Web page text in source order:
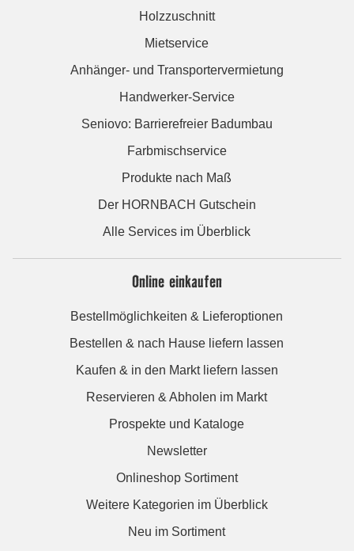
Holzzuschnitt
Mietservice
Anhänger- und Transportervermietung
Handwerker-Service
Seniovo: Barrierefreier Badumbau
Farbmischservice
Produkte nach Maß
Der HORNBACH Gutschein
Alle Services im Überblick
Online einkaufen
Bestellmöglichkeiten & Lieferoptionen
Bestellen & nach Hause liefern lassen
Kaufen & in den Markt liefern lassen
Reservieren & Abholen im Markt
Prospekte und Kataloge
Newsletter
Onlineshop Sortiment
Weitere Kategorien im Überblick
Neu im Sortiment